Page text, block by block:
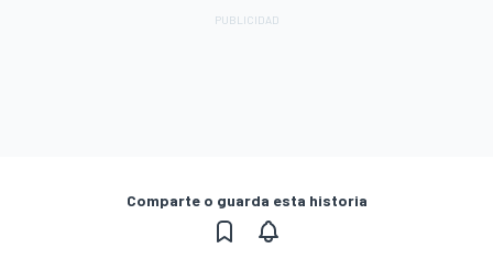
Comparte o guarda esta historia